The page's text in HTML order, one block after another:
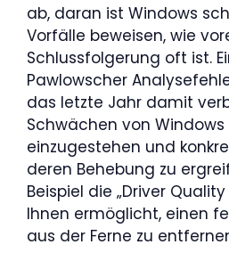
ab, daran ist Windows
Vorfälle beweisen, wie
Schlussfolgerung oft ist.
Pawlowscher
das letzte Jahr damit
Schwächen von Windows
einzugestehen und
deren Behebung zu
Beispiel die „Driver
Ihnen ermöglicht, einen
aus der Ferne zu